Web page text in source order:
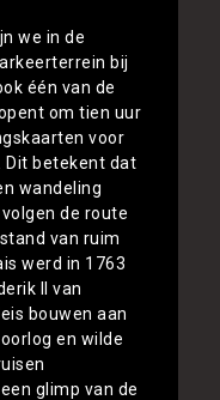
we in de
bij
één van de
om tien uur
voor
Dit betekent dat
wandeling
de route
van ruim
werd in 1763
II van
bouwen aan
en wilde
glimp van de